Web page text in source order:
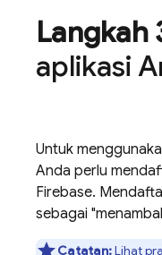
Langkah
aplikasi
Untuk
Anda perlu
Firebase.
sebagai
Catatan:Lihat